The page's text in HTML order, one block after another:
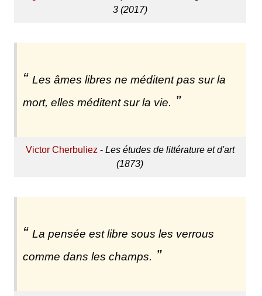
3 (2017)
Les âmes libres ne méditent pas sur la
mort, elles méditent sur la vie.
Victor Cherbuliez - Les études de littérature et d'art
(1873)
La pensée est libre sous les verrous
comme dans les champs.